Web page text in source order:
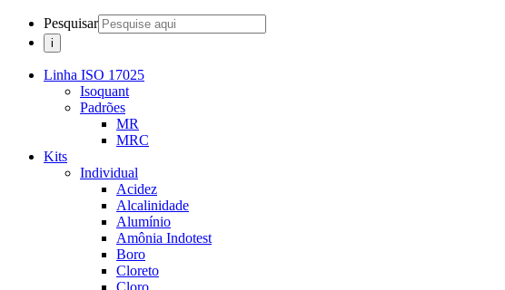
Pesquisar
Linha ISO 17025
Isoquant
Padrões
MR
MRC
Kits
Individual
Acidez
Alcalinidade
Alumínio
Amônia Indotest
Boro
Cloreto
Cloro